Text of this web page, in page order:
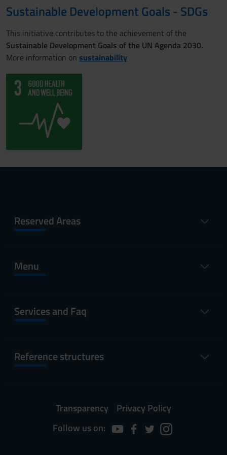
Sustainable Development Goals - SDGs
This initiative contributes to the achievement of the
Sustainable Development Goals of the UN Agenda 2030.
More information on sustainability
Reserved Areas
Menu
Services and Faq
Reference structures
Transparency
Privacy Policy
Follow us on: